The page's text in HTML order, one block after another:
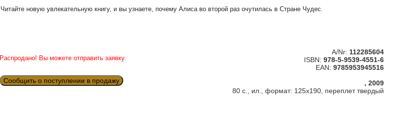
Читайте новую увлекательную книгу, и вы узнаете, почему Алиса во второй раз очутилась в Стране Чудес.
Распродано! Вы можете отправить заявку.
Сообщить о поступлении в продажу
A/Nr: 112285604
ISBN: 978-5-9539-4551-6
EAN: 9785953945516
, 2009
80 с., ил., формат: 125х190, переплет твердый